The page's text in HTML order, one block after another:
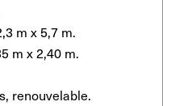
m x 5,7 m.
m x 2,40 m.
renouvelable.